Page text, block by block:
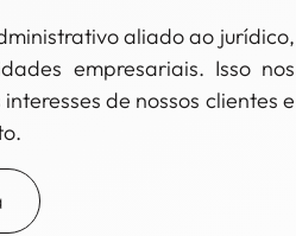
aliado ao jurídico,
empresariais. Isso nos
de nossos clientes e